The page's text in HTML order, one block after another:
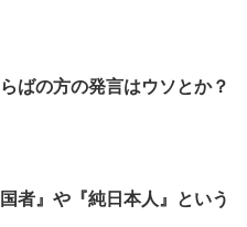
ばの方の発言はウソとか？
者』や『純日本人』という